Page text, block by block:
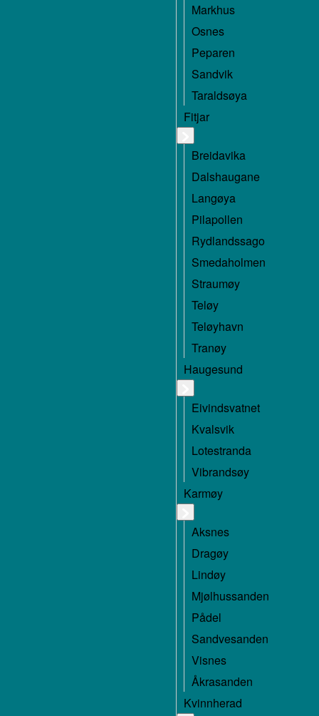
Markhus
Osnes
Peparen
Sandvik
Taraldsøya
Fitjar
Breidavika
Dalshaugane
Langøya
Pilapollen
Rydlandssago
Smedaholmen
Straumøy
Teløy
Teløyhavn
Tranøy
Haugesund
Eivindsvatnet
Kvalsvik
Lotestranda
Vibrandsøy
Karmøy
Aksnes
Dragøy
Lindøy
Mjølhussanden
Pådel
Sandvesanden
Visnes
Åkrasanden
Kvinnherad